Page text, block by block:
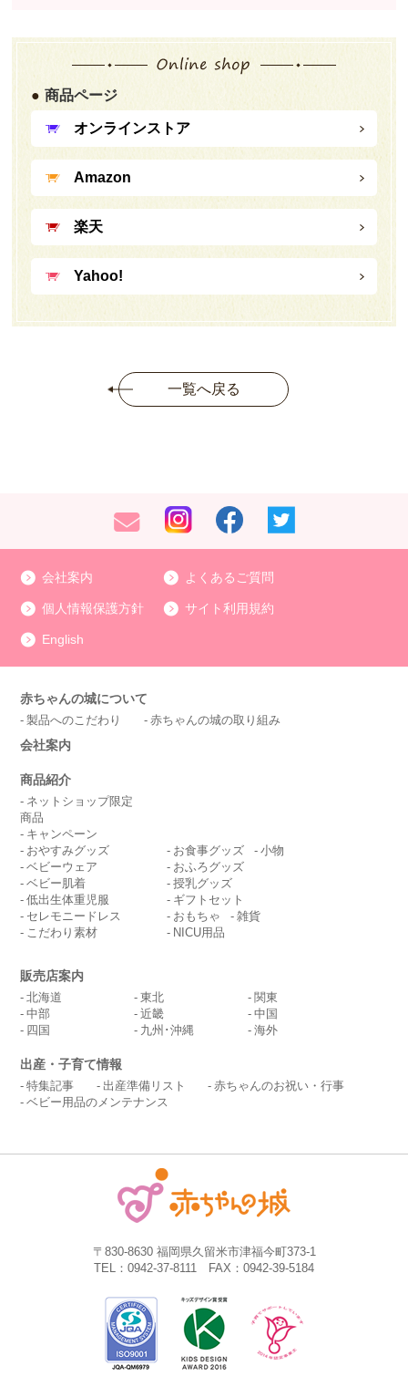
商品ページ
オンラインストア
Amazon
楽天
Yahoo!
一覧へ戻る
会社案内 よくあるご質問
個人情報保護方針 サイト利用規約
English
赤ちゃんの城について
製品へのこだわり 赤ちゃんの城の取り組み
会社案内
商品紹介
ネットショップ限定
商品
キャンペーン
おやすみグッズ
ベビーウェア
ベビー肌着
低出生体重児服
セレモニードレス
こだわり素材
お食事グッズ
小物
おふろグッズ
授乳グッズ
ギフトセット
おもちゃ
雑貨
NICU用品
販売店案内
北海道 東北
関東
中部
近畿
中国
四国
九州･沖縄 海外
出産・子育て情報
特集記事 出産準備リスト
赤ちゃんのお祝い・行事
ベビー用品のメンテナンス
〒830-8630 福岡県久留米市津福今町373-1
TEL：0942-37-8111 FAX：0942-39-5184